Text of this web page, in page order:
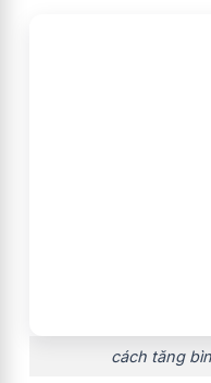
cách tăng